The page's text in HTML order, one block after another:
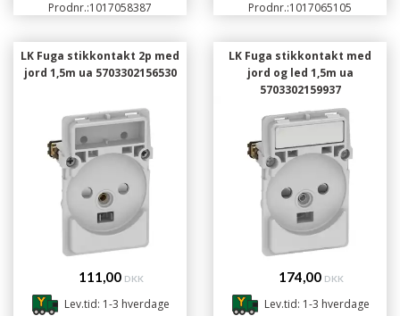
Prodnr.:1017058387
Prodnr.:1017065105
LK Fuga stikkontakt 2p med
jord 1,5m ua 5703302156530
111,00 DKK
Lev.tid: 1-3 hverdage
LK Fuga stikkontakt med
jord og led 1,5m ua
5703302159937
174,00 DKK
Lev.tid: 1-3 hverdage